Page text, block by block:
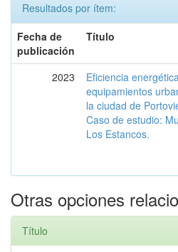
Resultados por ítem:
Fecha de
publicación
Título
2023
Eficiencia
equipamientos
la ciudad de
Caso de estudio:
Los Estancos.
Otras opciones
Título